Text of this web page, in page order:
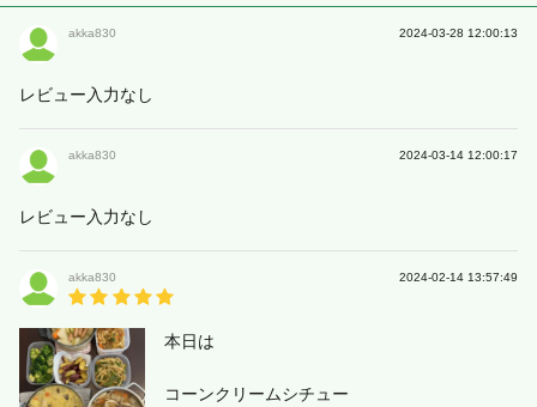
akka830 2024-03-28 12:00:13
レビュー入力なし
akka830 2024-03-14 12:00:17
レビュー入力なし
akka830 2024-02-14 13:57:49
本日は
コーンクリームシチュー